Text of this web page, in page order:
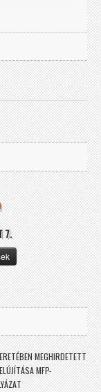
7.
MEGHIRDETETT
MFP-